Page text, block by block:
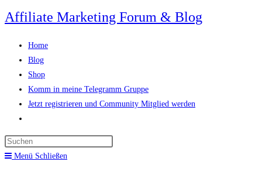
Zum
Inhalt
springen
Affiliate Marketing Forum & Blog
Home
Blog
Shop
Komm in meine Telegramm Gruppe
Jetzt registrieren und Community Mitglied werden
umschalten
Menü Schließen